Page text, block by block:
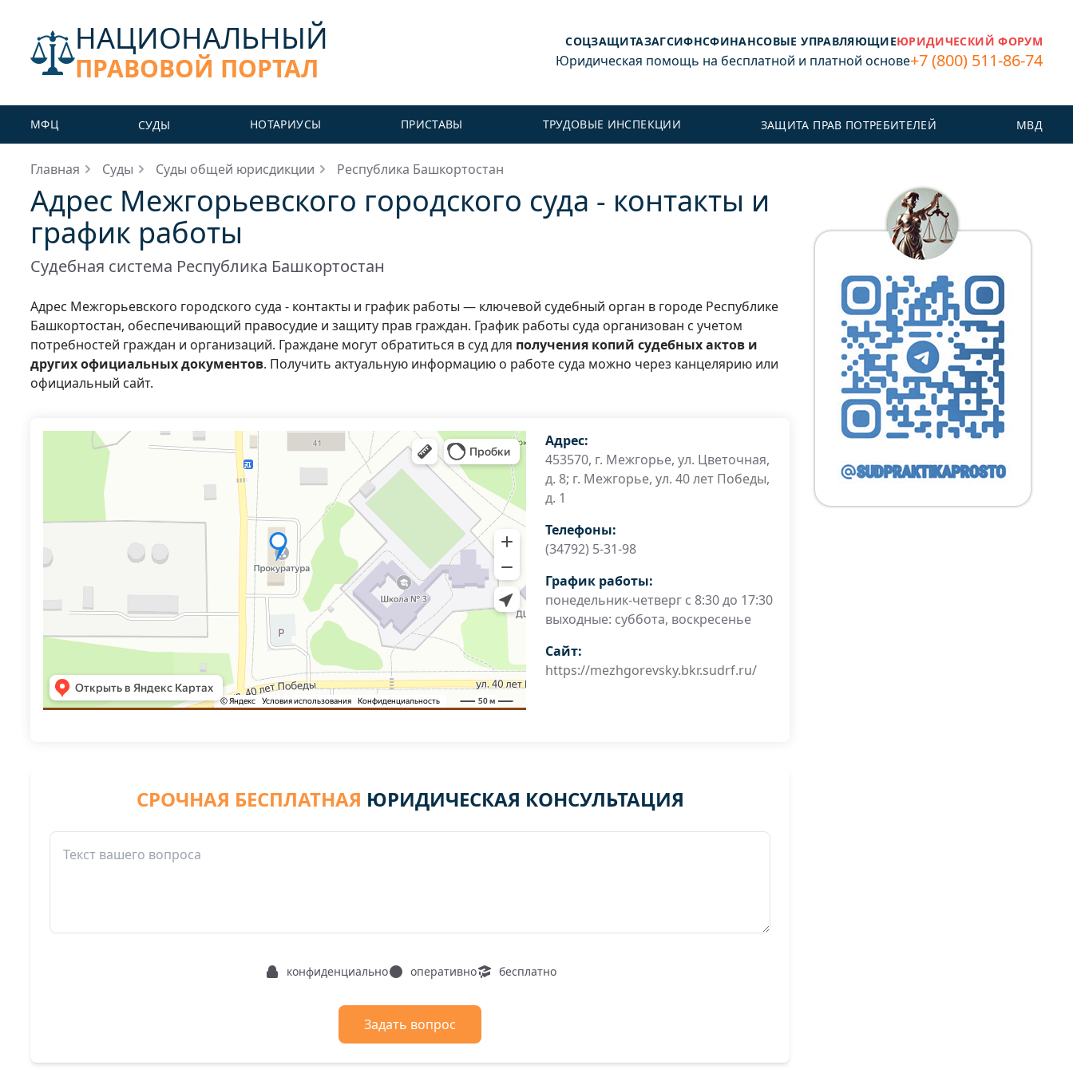
НАЦИОНАЛЬНЫЙ
ПРАВОВОЙ ПОРТАЛ
СОЦЗАЩИТАЗАГСИФНСФИНАНСОВЫЕ УПРАВЛЯЮЩИЕЮРИДИЧЕСКИЙ ФОРУМ
Юридическая помощь на бесплатной и платной основе+7 (800) 511-86-74
МФЦ СУДЫ НОТАРИУСЫ ПРИСТАВЫ ТРУДОВЫЕ ИНСПЕКЦИИ ЗАЩИТА ПРАВ ПОТРЕБИТЕЛЕЙ МВД
Главная Суды Суды общей юрисдикции Республика Башкортостан
Адрес Межгорьевского городского суда - контакты и
график работы
Судебная система Республика Башкортостан
Адрес Межгорьевского городского суда - контакты и график работы — ключевой судебный орган в городе Республике
Башкортостан, обеспечивающий правосудие и защиту прав граждан. График работы суда организован с учетом
потребностей граждан и организаций. Граждане могут обратиться в суд для получения копий судебных актов и
других официальных документов. Получить актуальную информацию о работе суда можно через канцелярию или
официальный сайт.
Адрес:
453570, г. Межгорье, ул. Цветочная,
д. 8; г. Межгорье, ул. 40 лет Победы,
д. 1
Телефоны:
(34792) 5-31-98
График работы:
понедельник-четверг с 8:30 до 17:30
выходные: суббота, воскресенье
Сайт:
https://mezhgorevsky.bkr.sudrf.ru/
СРОЧНАЯ БЕСПЛАТНАЯ ЮРИДИЧЕСКАЯ КОНСУЛЬТАЦИЯ
конфиденциально оперативно бесплатно
Задать вопрос